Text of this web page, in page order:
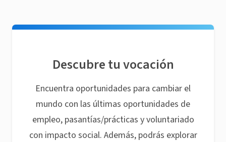
Descubre tu vocación
Encuentra oportunidades para cambiar el
mundo con las últimas oportunidades de
empleo, pasantías/prácticas y voluntariado
con impacto social. Además, podrás explorar